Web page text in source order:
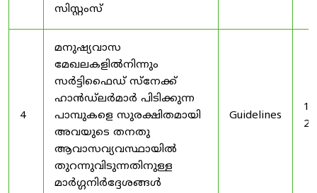
സിസ്റ്റംസ്
4
മനുഷ്യവാസ
മേഖലകളിൽനിന്നും
സർട്ടിഫൈഡ് സ്നേക്ക്
ഹാൻഡ്‌ലർമാർ പിടിക്കുന്ന
പാമ്പുകളെ സുരക്ഷിതമായി
അവയുടെ തനതു
ആവാസവ്യവസ്ഥായിൽ
തുറന്നുവിടുന്നതിനുള്ള
മാർഗ്ഗനിർദ്ദേശങ്ങൾ
Guidelines